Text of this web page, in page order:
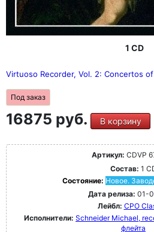
1 CD
Virtuoso Recorder, Vol. 2: Concertos
Под заказ
16875 руб. В корзину
Артикул: CDVP
Состав: 1
Состояние: Новое.
Дата релиза: 01-
Лейбл: CPO
Исполнители: Schneider Michael,
флейта